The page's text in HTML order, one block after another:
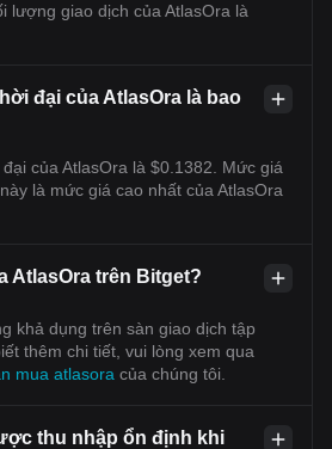
lượng giao dịch của AtlasOra là
đại của AtlasOra là bao
của AtlasOra là $0.1382. Mức giá
là mức giá cao nhất của AtlasOra
AtlasOra trên Bitget?
khả dụng trên sàn giao dịch tập
thêm chi tiết, vui lòng xem qua
mua atlasora của chúng tôi.
thu nhập ổn định khi